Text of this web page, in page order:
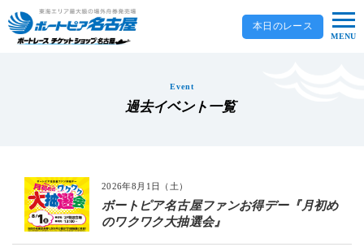
本日のレース
MENU
Event
過去イベント一覧
2026年8月1日（土）
ボートピア名古屋ファンお得デー『月初め
のワクワク大抽選会』